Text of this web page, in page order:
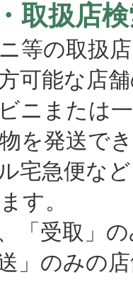
取扱店
等の取扱
可能な店
または一
を発送で
急便など
す。
受取」の
のみの店